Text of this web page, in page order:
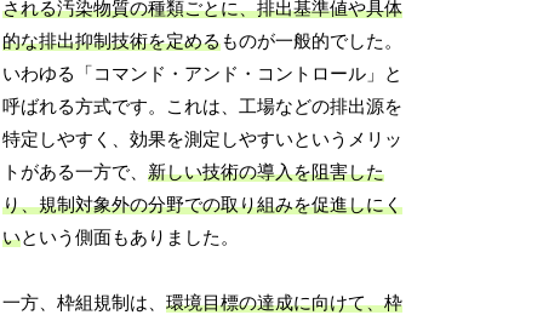
される汚染物質の種類ごとに、排出基準値や具体
的な排出抑制技術を定めるものが一般的でした。
いわゆる「コマンド・アンド・コントロール」と
呼ばれる方式です。これは、工場などの排出源を
特定しやすく、効果を測定しやすいというメリッ
トがある一方で、新しい技術の導入を阻害した
り、規制対象外の分野での取り組みを促進しにく
いという側面もありました。
一方、枠組規制は、環境目標の達成に向けて、枠